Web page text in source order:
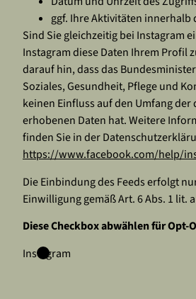
ggf. Ihre Aktivitäten innerhalb
Sind Sie gleichzeitig bei Instagram
Instagram diese Daten Ihrem Profil
darauf hin, dass das
Soziales, Gesundheit, Pflege und
keinen Einfluss auf den Umfang der
erhobenen Daten hat. Weitere
finden Sie in der
https://www.facebook.com/help/
Die Einbindung des Feeds erfolgt
Einwilligung gemäß Art. 6 Abs. 1 lit. a
Diese Checkbox abwählen für Opt-
Instagram